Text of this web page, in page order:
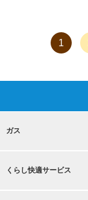
1
ガス
くらし快適サービス